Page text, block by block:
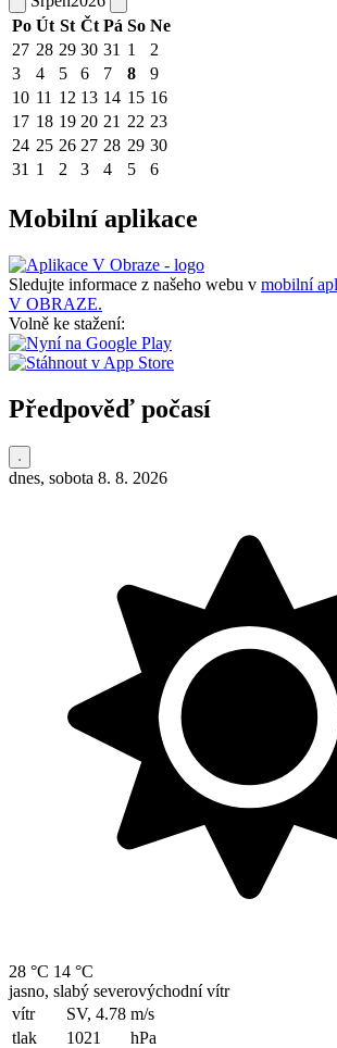
Po Út St Čt Pá So Ne
27 28 29 30 31 1
2
3
4 5 6 7 8
9
10 11 12 13 14 15 16
17 18 19 20 21 22 23
24 25 26 27 28 29 30
31 1 2 3 4 5 6
Mobilní aplikace
Sledujte informace z našeho webu v mobilní
V OBRAZE.
Volně ke stažení:
Předpověď počasí
dnes, sobota 8. 8. 2026
28 °C 14 °C
jasno, slabý severovýchodní vítr
vítr
SV, 4.78 m/s
tlak
1021
hPa